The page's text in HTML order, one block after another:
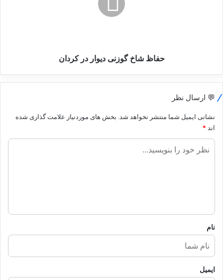
حفاظ شاخ گوزنی دیوار در کردان
💬 ارسال نظر
نشانی ایمیل شما منتشر نخواهد شد. بخش های موردنیاز علامت گذاری شده
اند *
نام
ایمیل